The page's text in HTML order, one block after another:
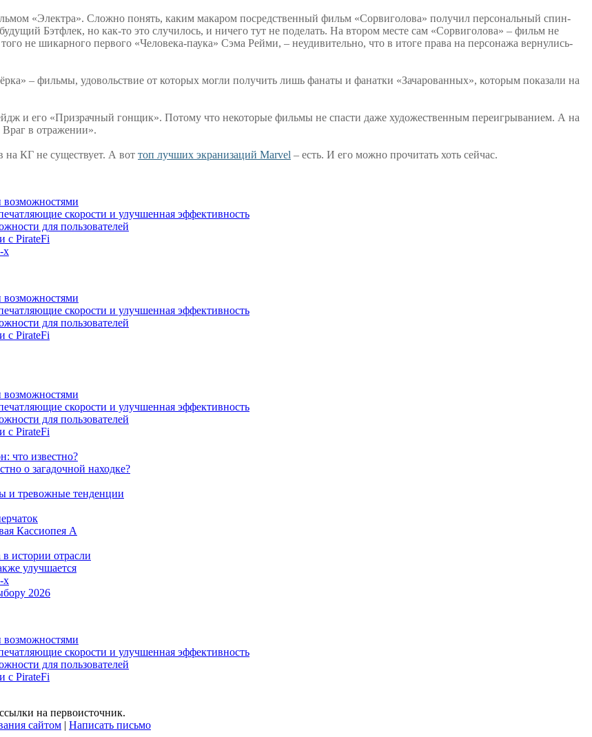
«Электра». Сложно понять, каким макаром посредственный фильм «Сорвиголова» получил персональный спин-
Бэтфлек, но как-то это случилось, и ничего тут не поделать. На втором месте сам «Сорвиголова» – фильм не
не шикарного первого «Человека-паука» Сэма Рейми, – неудивительно, что в итоге права на персонажа вернулись-
– фильмы, удовольствие от которых могли получить лишь фанаты и фанатки «Зачарованных», которым показали на
и его «Призрачный гонщик». Потому что некоторые фильмы не спасти даже художественным переигрыванием. А на
Враг в отражении».
на КГ не существует. А вот топ лучших экранизаций Marvel – есть. И его можно прочитать хоть сейчас.
возможностями
скорости и улучшенная эффективность
для пользователей
с PirateFi
х
возможностями
скорости и улучшенная эффективность
для пользователей
с PirateFi
возможностями
скорости и улучшенная эффективность
для пользователей
с PirateFi
что известно?
о загадочной находке?
и тревожные тенденции
Кассиопея А
истории отрасли
улучшается
х
2026
возможностями
скорости и улучшенная эффективность
для пользователей
с PirateFi
на первоисточник.
сайтом | Написать письмо